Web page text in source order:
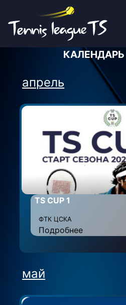
КАЛЕНДАРЬ
апрель
TS CUP 1
ФТК ЦСКА
Подробнее
май